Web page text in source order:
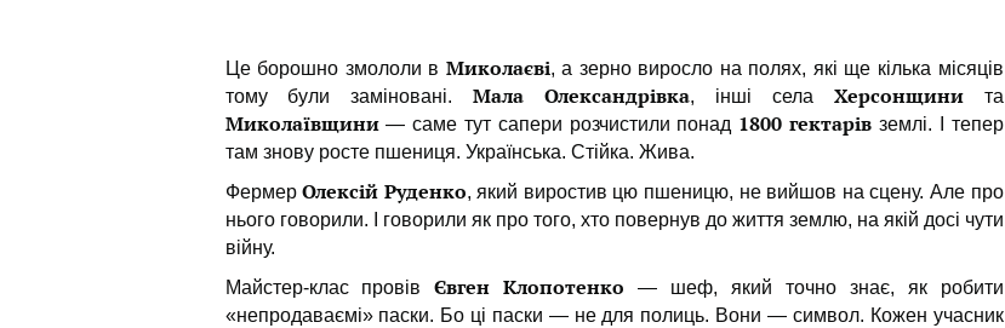
Це борошно змололи в Миколаєві, а зерно виросло на полях, які ще кілька місяців
тому були заміновані.Мала Олександрівка, інші села Херсонщинита
Миколаївщини— саме тут сапери розчистили понад 1800 гектарів землі. І тепер
там знову росте пшениця. Українська. Стійка. Жива.
ФермерОлексій Руденко, який виростив цю пшеницю, не вийшов на сцену. Але про
нього говорили. І говорили як про того, хто повернув до життя землю, на якій досі чути
війну.
Майстер-клас провівЄвген Клопотенко — шеф, який точно знає, як робити
«непродаваємі» паски. Бо ці паски — не для полиць. Вони — символ. Кожен учасник